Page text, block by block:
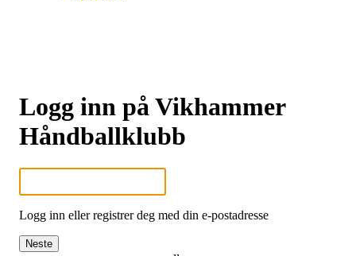
Logg inn på Vikhammer
Håndballklubb
Logg inn eller registrer deg med din e-postadresse
Neste